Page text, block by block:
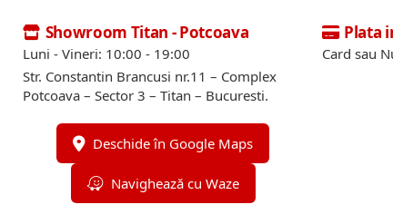
Showroom Titan - Potcoava
Luni - Vineri: 10:00 - 19:00
Str. Constantin Brancusi nr.11 – Complex
Potcoava – Sector 3 – Titan – Bucuresti.
Deschide în Google Maps
Navighează cu Waze
Plata
Card sau